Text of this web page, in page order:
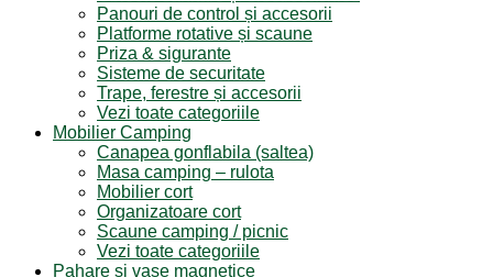
Panouri de control și accesorii
Platforme rotative și scaune
Priza & sigurante
Sisteme de securitate
Trape, ferestre și accesorii
Vezi toate categoriile
Mobilier Camping
Canapea gonflabila (saltea)
Masa camping – rulota
Mobilier cort
Organizatoare cort
Scaune camping / picnic
Vezi toate categoriile
Pahare și vase magnetice